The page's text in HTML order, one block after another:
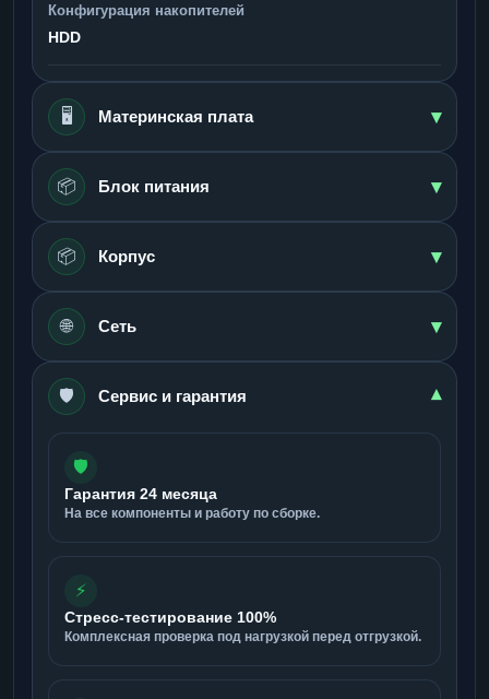
Конфигурация накопителей
HDD
🖥️ Материнская плата ▾
📦 Блок питания ▾
📦 Корпус ▾
🌐 Сеть ▾
🛡️ Сервис и гарантия ▾
🛡️
Гарантия 24 месяца
На все компоненты и работу по сборке.
⚡
Стресс-тестирование 100%
Комплексная проверка под нагрузкой перед отгрузкой.